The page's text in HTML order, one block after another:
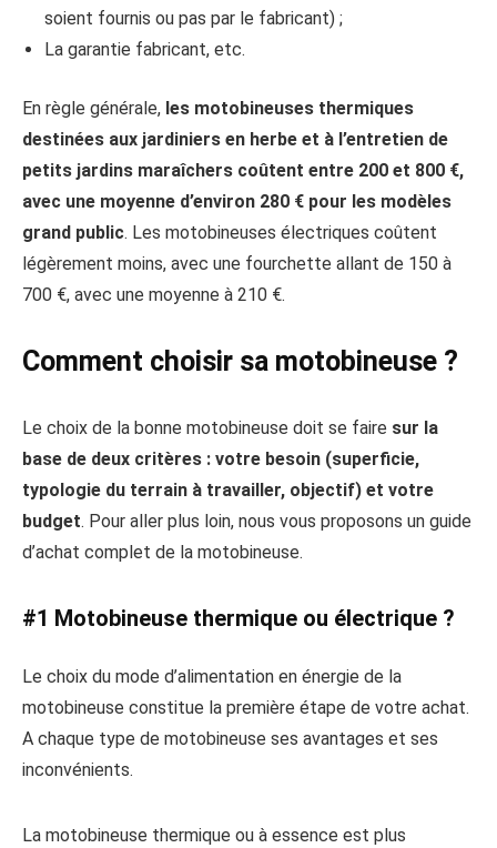
soient fournis ou pas par le fabricant) ;
La garantie fabricant, etc.
En règle générale, les motobineuses thermiques
destinées aux jardiniers en herbe et à l’entretien de
petits jardins maraîchers coûtent entre 200 et 800 €,
avec une moyenne d’environ 280 € pour les modèles
grand public. Les motobineuses électriques coûtent
légèrement moins, avec une fourchette allant de 150 à
700 €, avec une moyenne à 210 €.
Comment choisir sa motobineuse ?
Le choix de la bonne motobineuse doit se faire sur la
base de deux critères : votre besoin (superficie,
typologie du terrain à travailler, objectif) et votre
budget. Pour aller plus loin, nous vous proposons un guide
d’achat complet de la motobineuse.
#1 Motobineuse thermique ou électrique ?
Le choix du mode d’alimentation en énergie de la
motobineuse constitue la première étape de votre achat.
A chaque type de motobineuse ses avantages et ses
inconvénients.
La motobineuse thermique ou à essence est plus